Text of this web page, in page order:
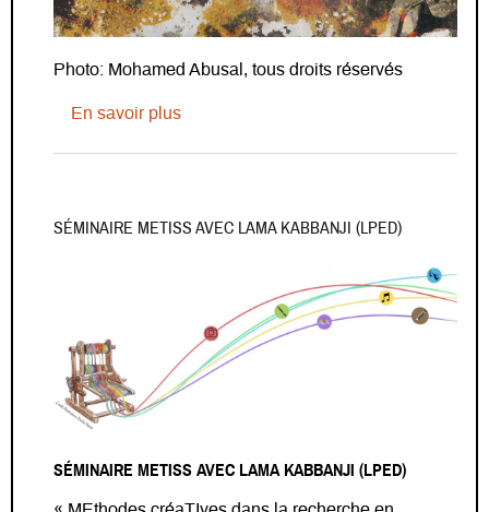
Photo: Mohamed Abusal, tous droits réservés
En savoir plussur Beyond Death and Devastation in
SÉMINAIRE METISS AVEC LAMA KABBANJI (LPED)
SÉMINAIRE METISS AVEC LAMA KABBANJI (LPED)